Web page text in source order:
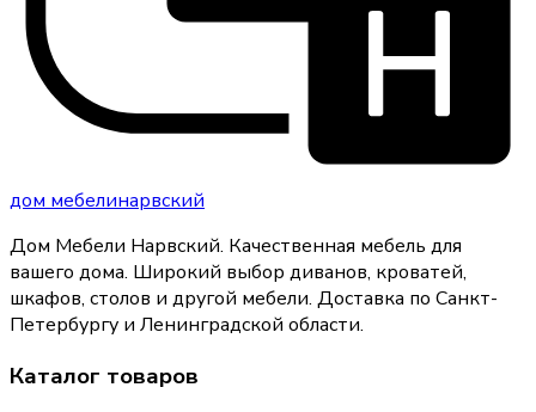
дом мебелинарвский
Дом Мебели Нарвский. Качественная мебель для
вашего дома. Широкий выбор диванов, кроватей,
шкафов, столов и другой мебели. Доставка по Санкт-
Петербургу и Ленинградской области.
Каталог товаров